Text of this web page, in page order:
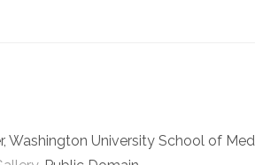
Washington University School of